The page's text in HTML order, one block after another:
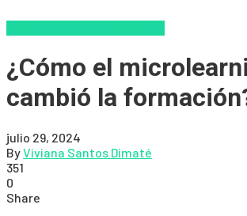
¿Cómo el
cambió la
julio 29, 2024
ByViviana Santos Dimaté
351
0
Share